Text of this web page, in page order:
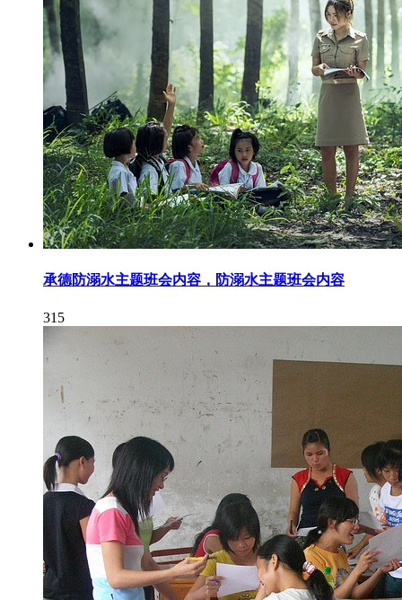
承德防溺水主题班会内容，防溺水主题班会内容
315